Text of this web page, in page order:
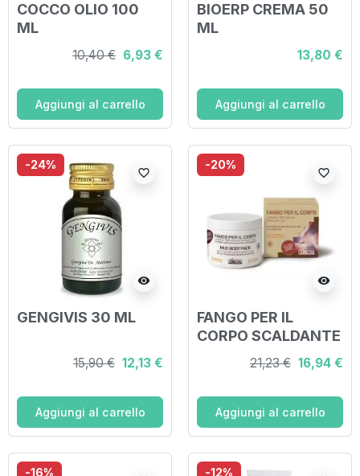
COCCO OLIO 100
ML
10,40 € 6,93 €
Aggiungi al carrello
BIOERP CREMA 50
ML
13,80 €
Aggiungi al carrello
-24%
visibility
favorite_border
GENGIVIS 30 ML
15,90 € 12,13 €
Aggiungi al carrello
-20%
visibility
favorite_border
FANGO PER IL
CORPO SCALDANTE
500 ML
21,23 € 16,94 €
Aggiungi al carrello
-16% -12%